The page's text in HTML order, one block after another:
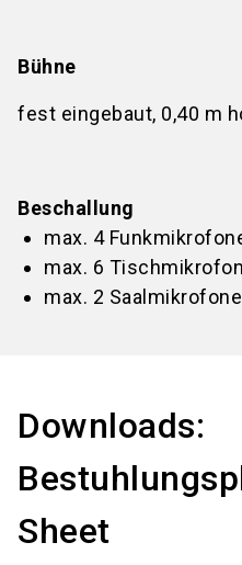
Bühne
fest eingebaut, 0,40 m
Beschallung
max. 4
max. 6
max. 2
Downloads:
Sheet